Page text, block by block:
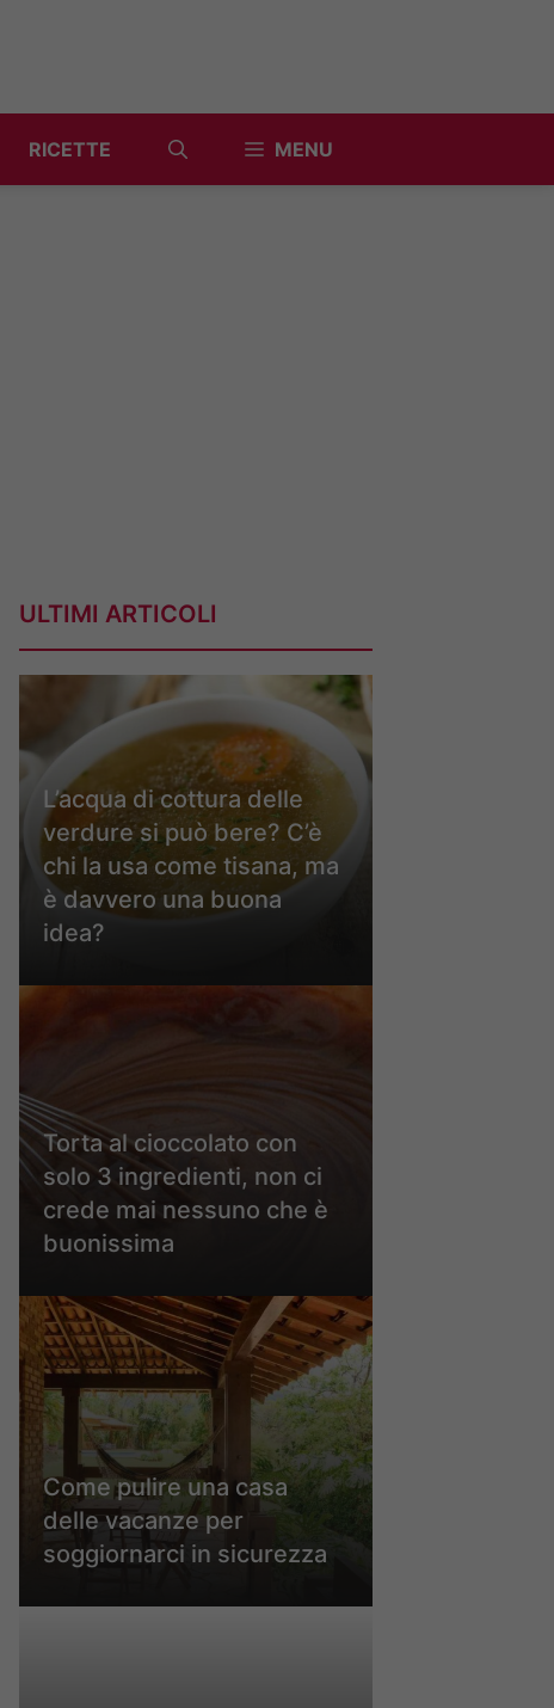
RICETTE MENU
ULTIMI ARTICOLI
L’acqua di cottura delle
verdure si può bere? C’è
chi la usa come tisana, ma
è davvero una buona
idea?
Torta al cioccolato con
solo 3 ingredienti, non ci
crede mai nessuno che è
buonissima
Come pulire una casa
delle vacanze per
soggiornarci in sicurezza